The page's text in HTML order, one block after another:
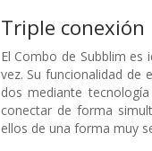
Triple conexión
El Combo de Subblim
vez. Su funcionalidad de
dos mediante
conectar de forma
ellos de una forma muy